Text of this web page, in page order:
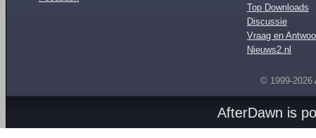
Top Downloads
Discussie
Vraag en
Nieuws2.nl
© 1999-2026
AfterDawn is